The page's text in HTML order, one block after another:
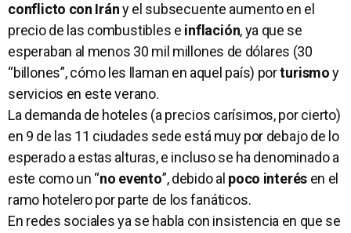
conflicto con Irány el subsecuente aumento en el
precio de las combustibles e inflación, ya que se
esperaban al menos 30 mil millones de dólares (30
“billones”, cómo les llaman en aquel país) porturismoy
servicios en este verano.
La demanda de hoteles (a precios carísimos, por cierto)
en 9 de las 11 ciudades sede está muy por debajo de lo
esperado a estas alturas, e incluso se ha denominado a
este como un “no evento”, debido al poco interés en el
ramo hotelero por parte de los fanáticos.
En redes sociales ya se habla con insistencia en que se